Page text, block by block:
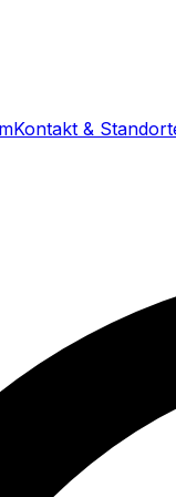
Kontakt &